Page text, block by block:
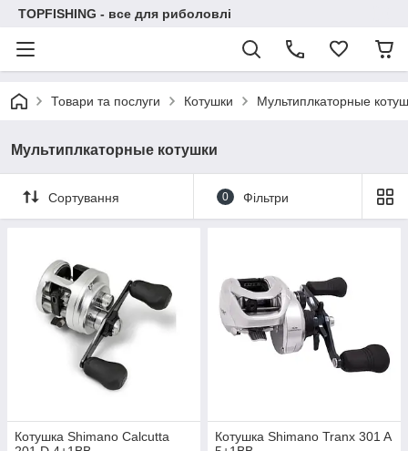
TOPFISHING - все для риболовлі
Товари та послуги Котушки Мультиплкаторные
Мультиплкаторные котушки
Сортування 0 Фільтри
Котушка Shimano Calcutta
Котушка Shimano Tranx 301 A